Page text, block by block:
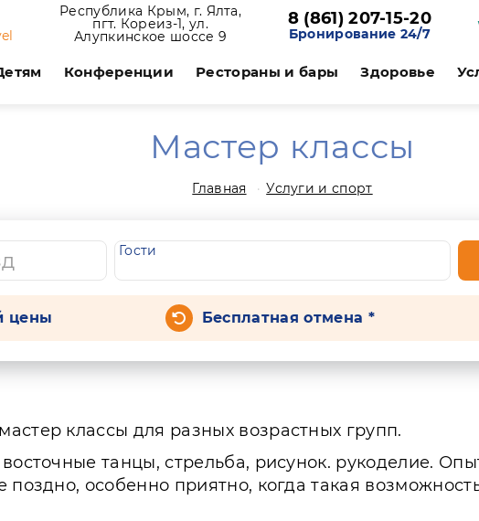
Республика Крым, г. Ялта,
пгт. Кореиз-1, ул.
Алупкинское шоссе 9
8 (861) 207-15-20
Бронирование 24/7
Конференции Рестораны и бары Здоровье
Мастер классы
Главная Услуги и спорт
Гости
цены Бесплатная отмена *
классы для разных возрастных групп.
танцы, стрельба, рисунок. рукоделие.
поздно, особенно приятно, когда такая